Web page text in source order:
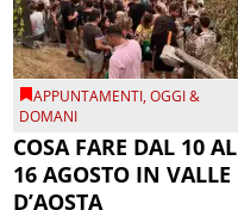
APPUNTAMENTI,OGGI &
DOMANI
COSA FARE DAL 10 AL
16 AGOSTO IN VALLE
D’AOSTA